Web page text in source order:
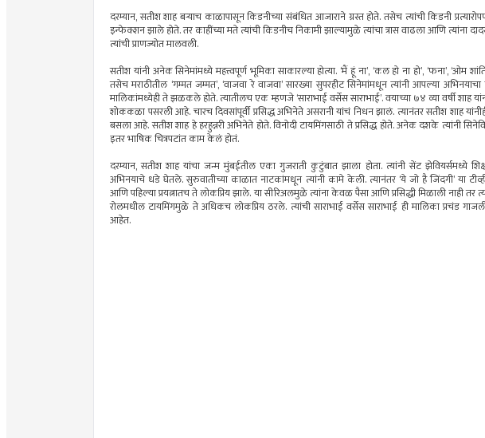
दरम्यान, सतीश शाह बऱ्याच काळापासून किडनीच्या संबंधित आजाराने ग्रस्त होते. तसेच त्यांची किडनी
इन्फेक्शन झाले होते. तर काहींच्या मते त्यांची किडनीच निकामी झाल्यामुळे त्यांचा त्रास वाढला आणि त्यांना
त्यांची प्राणज्योत मालवली.
सतीश यांनी अनेक सिनेमांमध्ये महत्त्वपूर्ण भूमिका साकारल्या होत्या. ‘मैं हूं ना’, ‘कल हो ना हो’, ‘फना’, ‘ओम
तसेच मराठीतील ‘गम्मत जम्मत’, ‘वाजवा रे वाजवा’ सारख्या सुपरहीट सिनेमांमधून त्यांनी आपल्या
मालिकांमध्येही ते झळकले होते. त्यातीलच एक म्हणजे ‘साराभाई वर्सेस साराभाई’. वयाच्या ७४ व्या वर्षी शाह
शोककळा पसरली आहे. चारच दिवसांपूर्वी प्रसिद्ध अभिनेते असरानी यांचं निधन झालं. त्यानंतर सतीश शाह
बसला आहे. सतीश शाह हे हरहुन्नरी अभिनेते होते. विनोदी टायमिंगसाठी ते प्रसिद्ध होते. अनेक दशके त्यांनी
इतर भाषिक चित्रपटांत काम केलं होतं.
दरम्यान, सतीश शाह यांचा जन्म मुंबईतील एका गुजराती कुटुंबात झाला होता. त्यांनी सेंट
अभिनयाचे धडे घेतले. सुरुवातीच्या काळात नाटकांमधून त्यांनी कामे केली. त्यानंतर ‘ये जो है जिंदगी’ या टीव्ही
आणि पहिल्या प्रयत्नातच ते लोकप्रिय झाले. या सीरिअलमुळे त्यांना केवळ पैसा आणि प्रसिद्धी मिळाली नाही तर
रोलमधील टायमिंगमुळे ते अधिकच लोकप्रिय ठरले. त्यांची साराभाई वर्सेस साराभाई ही मालिका प्रचंड
आहेत.